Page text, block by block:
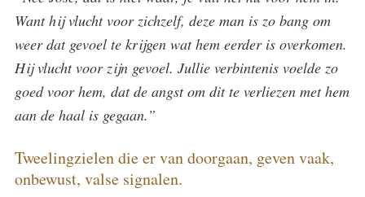
Want hij vlucht voor zichzelf, deze man is zo bang om
weer dat gevoel te krijgen wat hem eerder is overkomen.
Hij vlucht voor zijn gevoel. Jullie verbintenis voelde zo
goed voor hem, dat de angst om dit te verliezen met hem
aan de haal is gegaan.”
Tweelingzielen die er van doorgaan, geven vaak,
onbewust, valse signalen.